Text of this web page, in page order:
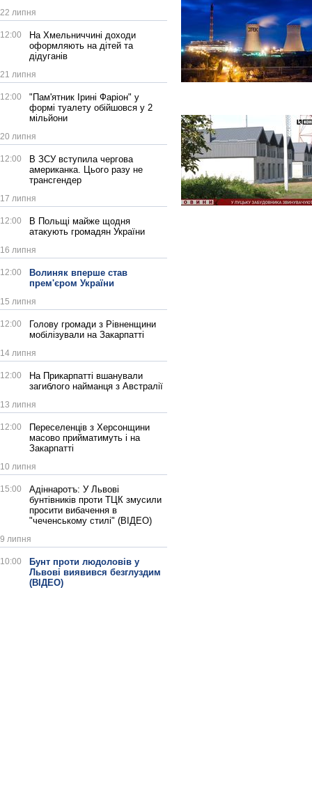
22 липня
12:00
На Хмельниччині доходи
оформляють на дітей та
дідуганів
21 липня
12:00
"Пам'ятник Ірині Фаріон" у
формі туалету обійшовся у 2
мільйони
20 липня
12:00
В ЗСУ вступила чергова
американка. Цього разу не
трансгендер
17 липня
12:00
В Польщі майже щодня
атакують громадян України
16 липня
12:00
Волиняк вперше став
прем'єром України
15 липня
12:00
Голову громади з Рівненщини
мобілізували на Закарпатті
14 липня
12:00
На Прикарпатті вшанували
загиблого найманця з Австралії
13 липня
12:00
Переселенців з Херсонщини
масово прийматимуть і на
Закарпатті
10 липня
15:00
Адіннаротъ: У Львові
бунтівників проти ТЦК змусили
просити вибачення в
"чеченському стилі" (ВІДЕО)
9 липня
10:00
Бунт проти людоловів у
Львові виявився безглуздим
(ВІДЕО)